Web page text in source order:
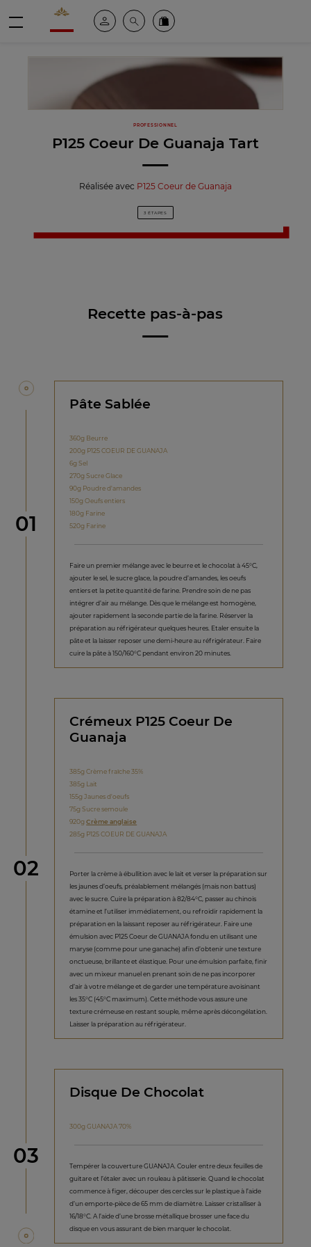
Valrhona - Imaginons le meilleur du chocolat
Espace clientRechercheCommandez en ligne
PROFESSIONNEL
P125 Coeur De Guanaja Tart
Réalisée avec P125 Coeur de Guanaja
3 ÉTAPES
Recette pas-à-pas
étape
01
Pâte Sablée
360g Beurre
200g P125 COEUR DE GUANAJA
6g Sel
270g Sucre Glace
90g Poudre d'amandes
150g Oeufs entiers
180g Farine
520g Farine
Faire un premier mélange avec le beurre et le chocolat à 45°C,
ajouter le sel, le sucre glace, la poudre d’amandes, les oeufs
entiers et la petite quantité de farine. Prendre soin de ne pas
intégrer d’air au mélange. Dès que le mélange est homogène,
ajouter rapidement la seconde partie de la farine. Réserver la
préparation au réfrigérateur quelques heures. Etaler ensuite la
pâte et la laisser reposer une demi-heure au réfrigérateur. Faire
cuire la pâte à 150/160°C pendant environ 20 minutes.
étape
02
Crémeux P125 Coeur De
Guanaja
385g Crème fraîche 35%
385g Lait
155g Jaunes d'oeufs
75g Sucre semoule
920gCrème anglaise
285g P125 COEUR DE GUANAJA
Porter la crème à ébullition avec le lait et verser la préparation sur
les jaunes d’oeufs, préalablement mélangés (mais non battus)
avec le sucre. Cuire la préparation à 82/84°C, passer au chinois
étamine et l’utiliser immédiatement, ou refroidir rapidement la
préparation en la laissant reposer au réfrigérateur. Faire une
émulsion avec P125 Coeur de GUANAJA fondu en utilisant une
maryse (comme pour une ganache) afin d’obtenir une texture
onctueuse, brillante et élastique. Pour une émulsion parfaite, finir
avec un mixeur manuel en prenant soin de ne pas incorporer
d’air à votre mélange et de garder une température avoisinant
les 35°C (45°C maximum). Cette méthode vous assure une
texture crémeuse en restant souple, même après décongélation.
Laisser la préparation au réfrigérateur.
étape
03
Disque De Chocolat
300g GUANAJA 70%
Tempérer la couverture GUANAJA. Couler entre deux feuilles de
guitare et l’étaler avec un rouleau à pâtisserie. Quand le chocolat
commence à figer, découper des cercles sur le plastique à l’aide
d’un emporte-pièce de 65 mm de diamètre. Laisser cristalliser à
16/18°C. A l’aide d’une brosse métallique brosser une face du
disque en vous assurant de bien marquer le chocolat.